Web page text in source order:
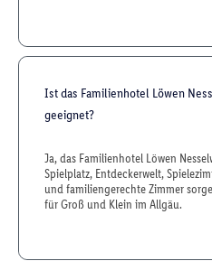
Ist das Familienhotel Löwen
geeignet?
Ja, das Familienhotel Löwen
Spielplatz, Entdeckerwelt,
und familiengerechte Zimmer
für Groß und Klein im Allgäu.